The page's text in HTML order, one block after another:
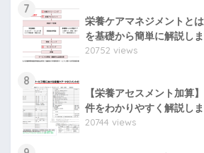
7
栄養ケアマネジメントと
を基礎から簡単に解説しま
20752 views
8
【栄養アセスメント加算
件をわかりやすく解説しま
20744 views